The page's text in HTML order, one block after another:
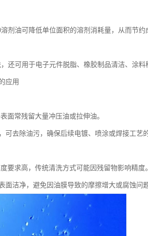
剂油可降低单位面积的溶剂消耗量，从而节约
还可用于电子元件脱脂、橡胶制品清洁、涂料
应用
面常残留大量冲压油或拉伸油。
可去除油污，确保后续电镀、喷涂或焊接工艺
要求高，传统清洗方式可能因残留物影响精度
面洁净，避免因油膜导致的摩擦增大或腐蚀问